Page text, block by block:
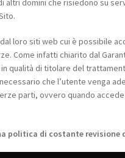
domini che risiedono su
siti web cui è possibile
infatti chiarito dal
di titolare del
che l’utente venga
parti, ovvero quando
politica di costante revisione